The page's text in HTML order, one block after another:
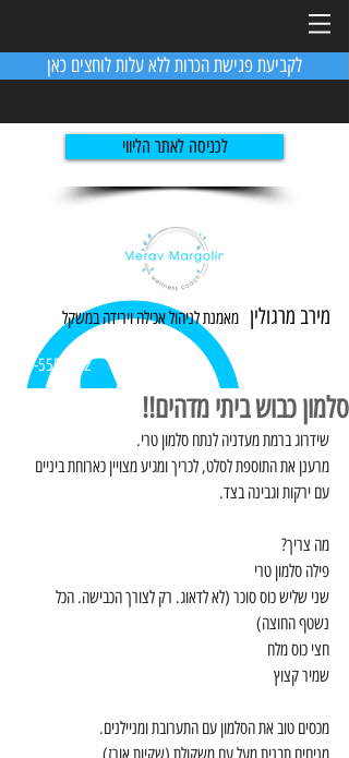
לקביעת פגישת הכרות ללא עלות לוחצים כאן
לכניסה לאתר הליווי
מירב מרגולין מאמנת לניהול אכילה וירידהבמשקל
054-5551982
סלמון כבוש ביתי מדהים!!
שידרוג ברמת מעדניה לנתח סלמון טרי.
מרענן את התוספת לסלט, לכריך ומגיע מצויין כארוחת ביניים
עם ירקות וגבינה בצד.
מה צריך?
פילה סלמון טרי
שני שליש כוס סוכר (לא לדאוג. רק לצורך הכבישה. הכל
נשטף החוצה)
חצי כוס מלח
שמיר קצוץ
מכסים טוב את הסלמון עם התערובת ומניילנים.